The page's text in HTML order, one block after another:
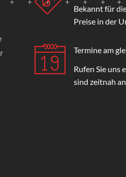
Bekannt für
Preise in der
Termine am
Rufen Sie uns
sind zeitnah